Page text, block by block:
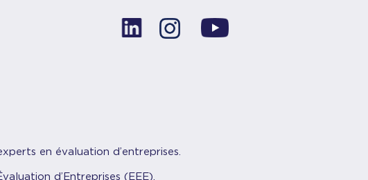
en évaluation d’entreprises.
d’Entreprises (EEE).